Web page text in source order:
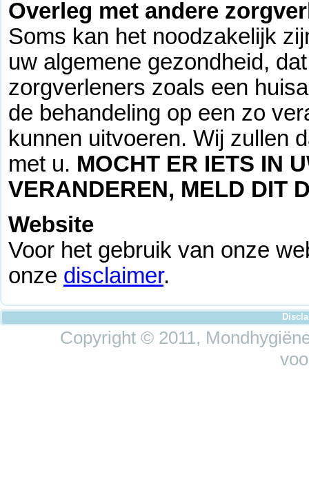
Overleg met andere
Soms kan het noodzakelijk
uw algemene gezondheid,
zorgverleners zoals een
de behandeling op een zo
kunnen uitvoeren. Wij zullen
met u. MOCHT ER IETS IN
VERANDEREN, MELD DIT
Website
Voor het gebruik van onze
onze disclaimer.
Copyright © 2011,